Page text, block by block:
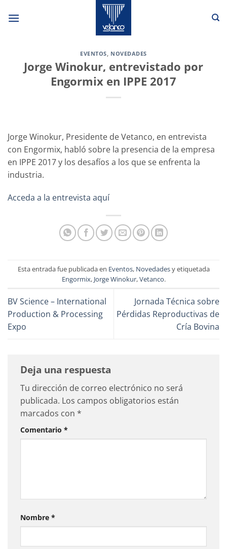
EVENTOS, NOVEDADES
Jorge Winokur, entrevistado por
Engormix en IPPE 2017
Jorge Winokur, Presidente de Vetanco, en entrevista
con Engormix, habló sobre la presencia de la empresa
en IPPE 2017 y los desafíos a los que se enfrenta la
industria.
Acceda a la entrevista aquí
Esta entrada fue publicada en Eventos, Novedadesy etiquetada
Engormix, Jorge Winokur,Vetanco.
BV Science – International
Production & Processing
Expo
Jornada Técnica sobre
Pérdidas Reproductivas de
Cría Bovina
Deja una respuesta
Tu dirección de correo electrónico no será
publicada. Los campos obligatorios están
marcados con *
Comentario *
Nombre *